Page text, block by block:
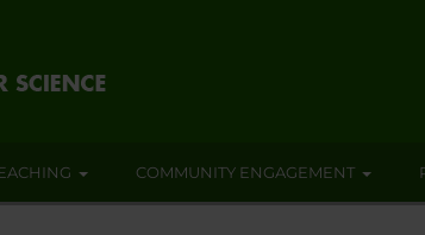
COMMUNITY ENGAGEMENT